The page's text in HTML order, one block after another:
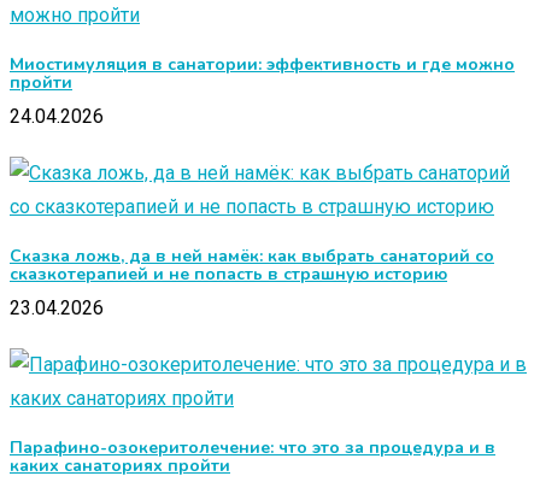
Миостимуляция в санатории: эффективность и где можно
пройти
24.04.2026
Сказка ложь, да в ней намёк: как выбрать санаторий со
сказкотерапией и не попасть в страшную историю
23.04.2026
Парафино-озокеритолечение: что это за процедура и в
каких санаториях пройти